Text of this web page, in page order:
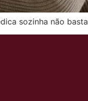
sozinha não